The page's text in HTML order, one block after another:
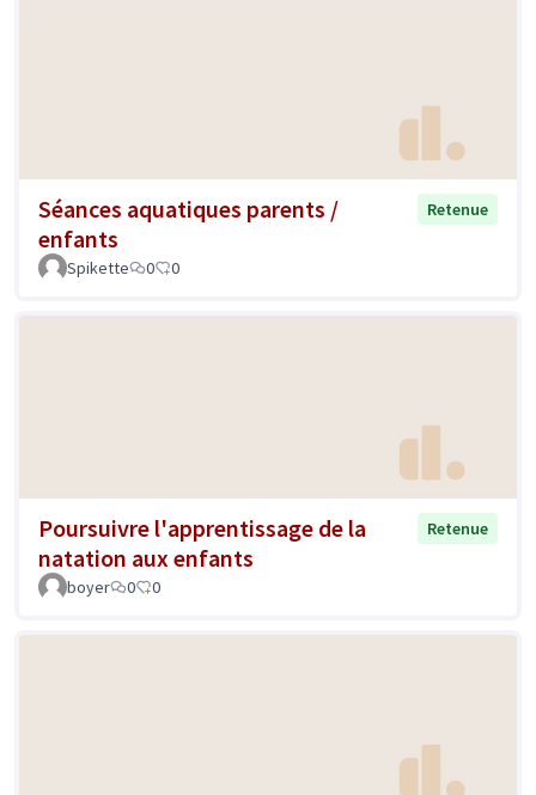
Séances aquatiques parents /
enfants
Retenue
Spikette 0 0
Poursuivre l'apprentissage de la
natation aux enfants
Retenue
boyer 0 0